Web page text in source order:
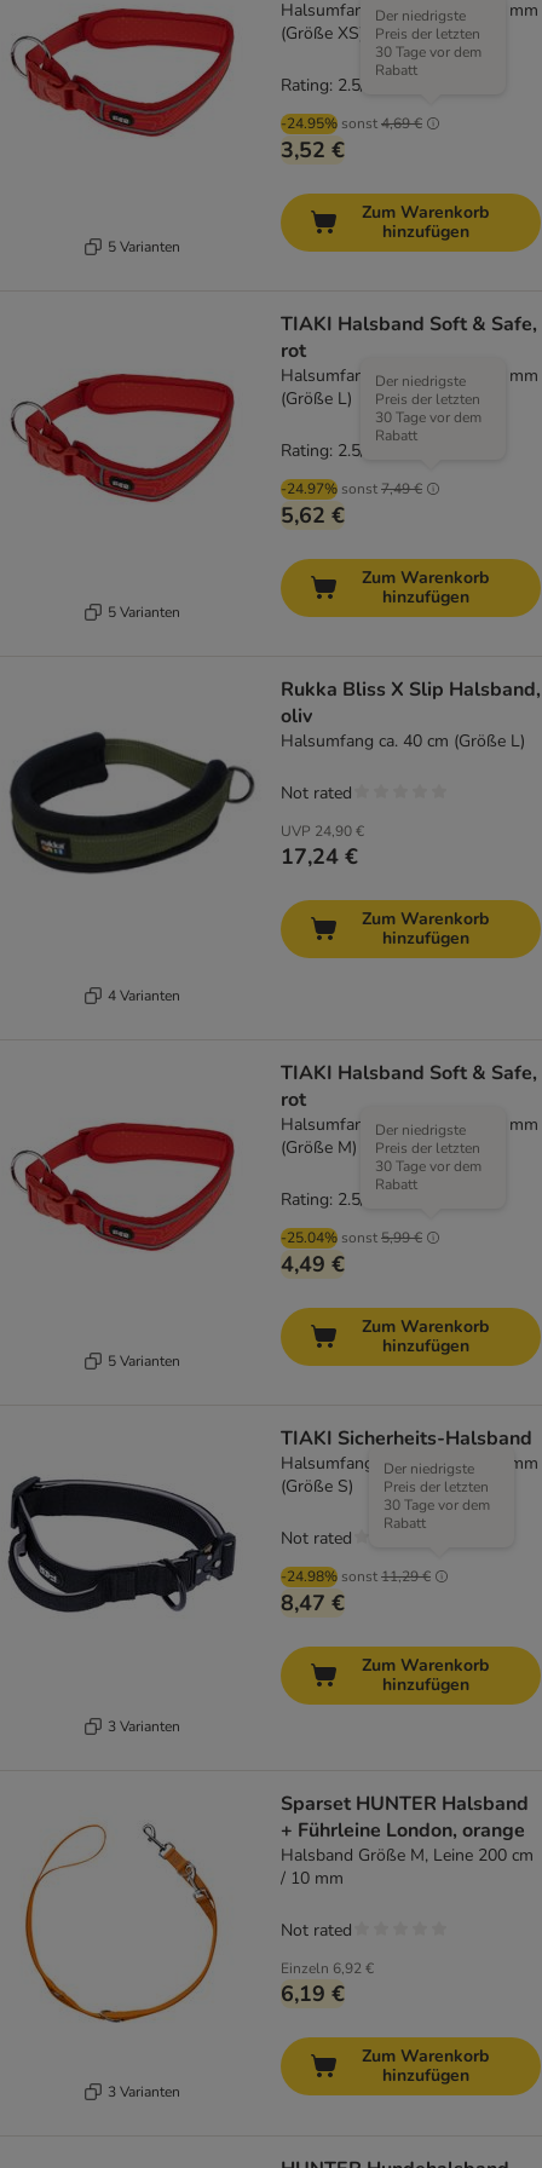
5 Varianten
Halsumfang 25 - 35 cm, B 40 mm
(Größe XS)
-24.95% sonst4,69 €
Der niedrigste
Preis der letzten
30 Tage vor dem
Rabatt
3,52 €
Rating: 2.5/5
Zum Warenkorb
hinzufügen
5 Varianten
TIAKI Halsband Soft & Safe,
rot
Halsumfang 55 - 65 cm, B 45 mm
(Größe L)
-24.97% sonst7,49 €
Der niedrigste
Preis der letzten
30 Tage vor dem
Rabatt
5,62 €
Rating: 2.5/5
Zum Warenkorb
hinzufügen
4 Varianten
Rukka Bliss X Slip Halsband,
oliv
Halsumfang ca. 40 cm (Größe L)
UVP 24,90 €
17,24 €
Not rated
Zum Warenkorb
hinzufügen
5 Varianten
TIAKI Halsband Soft & Safe,
rot
Halsumfang 45 - 55 cm, B 40 mm
(Größe M)
-25.04% sonst5,99 €
Der niedrigste
Preis der letzten
30 Tage vor dem
Rabatt
4,49 €
Rating: 2.5/5
Zum Warenkorb
hinzufügen
3 Varianten
TIAKI Sicherheits-Halsband
Halsumfang 35 - 50 cm, B 25 mm
(Größe S)
-24.98% sonst11,29 €
Der niedrigste
Preis der letzten
30 Tage vor dem
Rabatt
8,47 €
Not rated
Zum Warenkorb
hinzufügen
3 Varianten
Sparset HUNTER Halsband
+ Führleine London, orange
Halsband Größe M, Leine 200 cm
/ 10 mm
Einzeln 6,92 €
6,19 €
Not rated
Zum Warenkorb
hinzufügen